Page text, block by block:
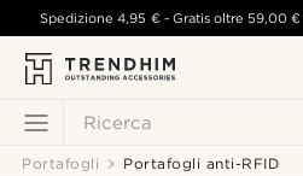
Ricerca
Spedizione4,95 €- Gratis oltre 59,00 €
Portafogli Portafogli anti-RFID